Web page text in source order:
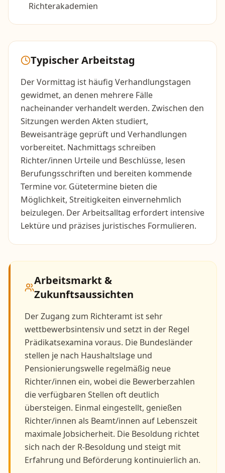
Richterakademien
Typischer Arbeitstag
Der Vormittag ist häufig Verhandlungstagen
gewidmet, an denen mehrere Fälle
nacheinander verhandelt werden. Zwischen den
Sitzungen werden Akten studiert,
Beweisanträge geprüft und Verhandlungen
vorbereitet. Nachmittags schreiben
Richter/innen Urteile und Beschlüsse, lesen
Berufungsschriften und bereiten kommende
Termine vor. Gütetermine bieten die
Möglichkeit, Streitigkeiten einvernehmlich
beizulegen. Der Arbeitsalltag erfordert intensive
Lektüre und präzises juristisches Formulieren.
Arbeitsmarkt &
Zukunftsaussichten
Der Zugang zum Richteramt ist sehr
wettbewerbsintensiv und setzt in der Regel
Prädikatsexamina voraus. Die Bundesländer
stellen je nach Haushaltslage und
Pensionierungswelle regelmäßig neue
Richter/innen ein, wobei die Bewerberzahlen
die verfügbaren Stellen oft deutlich
übersteigen. Einmal eingestellt, genießen
Richter/innen als Beamt/innen auf Lebenszeit
maximale Jobsicherheit. Die Besoldung richtet
sich nach der R-Besoldung und steigt mit
Erfahrung und Beförderung kontinuierlich an.